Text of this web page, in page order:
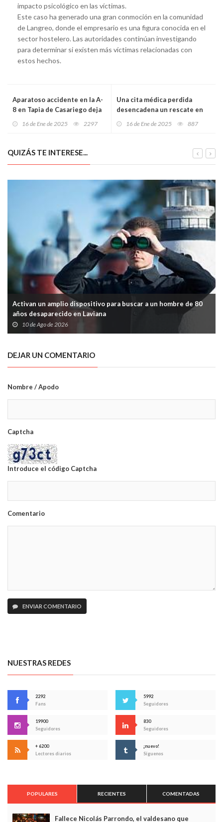
impacto psicológico en las víctimas.
Este caso ha generado una gran conmoción en la comunidad
de Langreo, donde el empresario es una figura conocida en el
sector hostelero. Las autoridades continúan investigando
para determinar si existen más víctimas relacionadas con
estos hechos.
Aparatoso accidente en la A-
8 en Tapia de Casariego deja
16 de Ene de 2025 2297
Una cita médica perdida
desencadena un rescate en
16 de Ene de 2025 887
QUIZÁS TE INTERESE...
Activan un amplio dispositivo para buscar a un hombre de 80
años desaparecido en Laviana
10 de Ago de 2026
DEJAR UN COMENTARIO
Nombre / Apodo
Captcha
Introduce el código Captcha
Comentario
ENVIAR COMENTARIO
NUESTRAS REDES
2292
Fans
5992
Seguidores
19900
Seguidores
830
Seguidores
+ 6200
Lectores diarios
¡nuevo!
Síguenos
POPULARES RECIENTES COMENTADAS
Fallece Nicolás Parrondo, el valdesano que